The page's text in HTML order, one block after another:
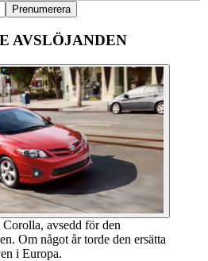
Prenumerera
AVSLÖJANDEN
avsedd för den
Om något år torde den ersätta
i Europa.